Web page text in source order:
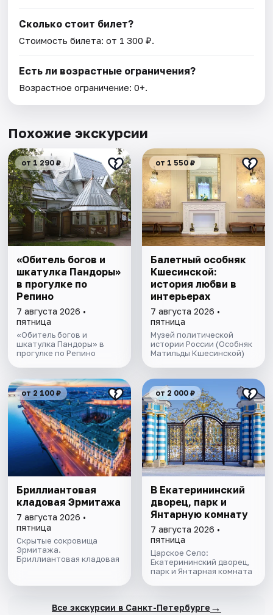
Сколько стоит билет?
Стоимость билета: от 1 300 ₽.
Есть ли возрастные ограничения?
Возрастное ограничение: 0+.
Похожие экскурсии
от 1 290 ₽
«Обитель богов и
шкатулка Пандоры»
в прогулке по
Репино
7 августа 2026 •
пятница
«Обитель богов и
шкатулка Пандоры» в
прогулке по Репино
от 1 550 ₽
Балетный особняк
Кшесинской:
история любви в
интерьерах
7 августа 2026 •
пятница
Музей политической
истории России (Особняк
Матильды Кшесинской)
от 2 100 ₽
Бриллиантовая
кладовая Эрмитажа
7 августа 2026 •
пятница
Скрытые сокровища
Эрмитажа.
Бриллиантовая кладовая
от 2 000 ₽
В Екатерининский
дворец, парк и
Янтарную комнату
7 августа 2026 •
пятница
Царское Село:
Екатерининский дворец,
парк и Янтарная комната
Все экскурсии в Санкт-Петербурге →